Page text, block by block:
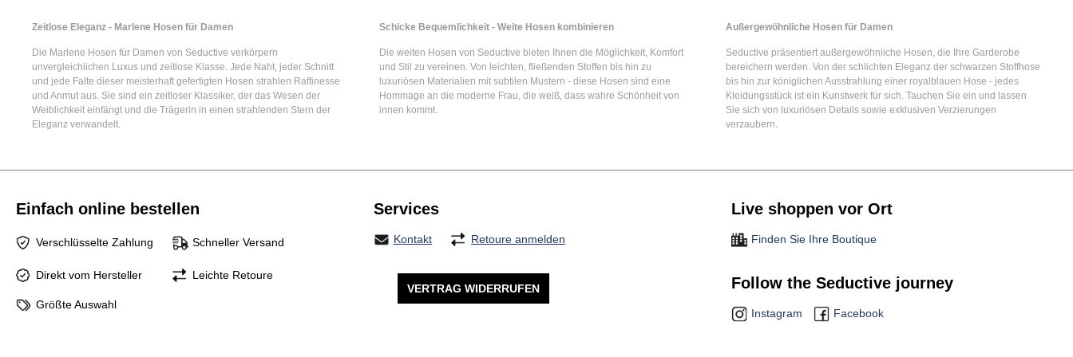
Zeitlose Eleganz - Marlene Hosen für Damen
Die Marlene Hosen für Damen von Seductive verkörpern
unvergleichlichen Luxus und zeitlose Klasse. Jede Naht, jeder Schnitt
und jede Falte dieser meisterhaft gefertigten Hosen strahlen Raffinesse
und Anmut aus. Sie sind ein zeitloser Klassiker, der das Wesen der
Weiblichkeit einfängt und die Trägerin in einen strahlenden Stern der
Eleganz verwandelt.
Schicke Bequemlichkeit - Weite Hosen kombinieren
Die weiten Hosen von Seductive bieten Ihnen die Möglichkeit, Komfort
und Stil zu vereinen. Von leichten, fließenden Stoffen bis hin zu
luxuriösen Materialien mit subtilen Mustern - diese Hosen sind eine
Hommage an die moderne Frau, die weiß, dass wahre Schönheit von
innen kommt.
Außergewöhnliche Hosen für Damen
Seductive präsentiertaußergewöhnliche Hosen, die Ihre Garderobe
bereichern werden. Von der schlichten Eleganz derschwarzen Stoffhose
bis hin zur königlichen Ausstrahlung einer royalblauen Hose - jedes
Kleidungsstück ist ein Kunstwerk für sich. Tauchen Sie ein und lassen
Sie sich von luxuriösen Details sowie exklusiven Verzierungen
verzaubern.
Einfach online bestellen
Verschlüsselte Zahlung Schneller Versand
Direkt vom Hersteller Leichte Retoure
Größte Auswahl
Services
Kontakt Retoure anmelden
VERTRAG WIDERRUFEN
Live shoppen vor Ort
Finden Sie Ihre Boutique
Follow the Seductive journey
Instagram Facebook